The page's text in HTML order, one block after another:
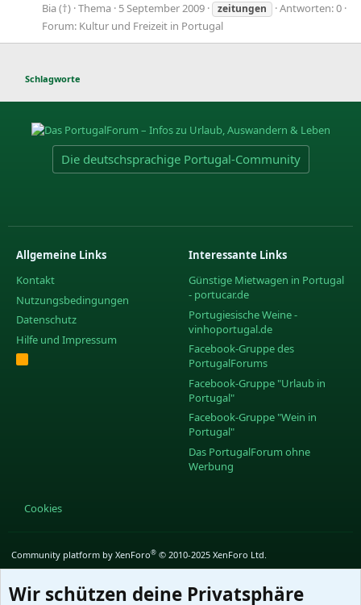
Bia (†) Thema 5 September 2009 zeitungen
Antworten: 0
Forum: Kultur und Freizeit in Portugal
Schlagworte
Die deutschsprachige Portugal-Community
Allgemeine Links
Kontakt
Nutzungsbedingungen
Datenschutz
Hilfe und Impressum
R
Interessante Links
Günstige Mietwagen in Portugal
- portucar.de
Portugiesische Weine -
vinhoportugal.de
Facebook-Gruppe des
PortugalForums
Facebook-Gruppe "Urlaub in
Portugal"
Facebook-Gruppe "Wein in
Portugal"
Das PortugalForum ohne
Werbung
Cookies
Community platform by XenForo® © 2010-2025 XenForo Ltd.
Wir schützen deine Privatsphäre